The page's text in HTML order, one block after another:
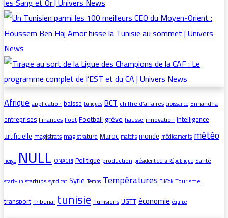
Afriqueapplicationbaisse banques BCTchiffre d’affaires croissance Ennahdha
entreprisesFinancesFootFootballgrèvehausseinnovationintelligence
artificiellemagistratsmagistratureMaroc matchs monde médicaments météo
neige NULL ONAGRI Politique production président de la République Santé
start-up startups syndicat Syrie Temps Températures TikTok Tourisme
transportTribunaltunisieTunisiensUGTTéconomie équipe